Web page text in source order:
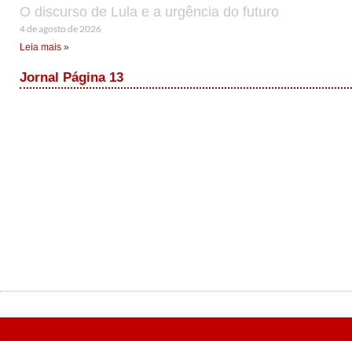
O discurso de Lula e a urgência do futuro
4 de agosto de 2026
Leia mais »
Jornal Página 13